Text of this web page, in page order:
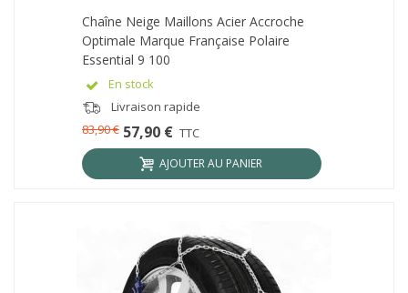
Chaîne Neige Maillons Acier Accroche
Optimale Marque Française Polaire
Essential 9 100
En stock
Livraison rapide
57,90 € TTC
83,90 €
AJOUTER AU PANIER